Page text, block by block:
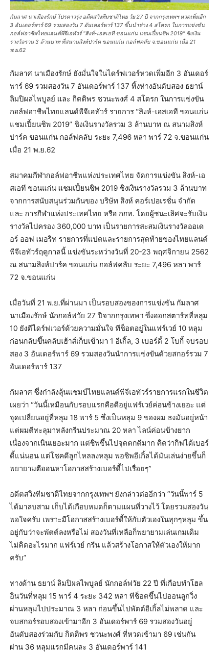
กัมลาศ นาเมืองรักษ์ โปรดาวรุ่ง อดีตสวิงทีมชาติไทย วัย 27 ปี จากกรุงเทพฯ หวดเพิ่มอีก
3 อันเดอร์พาร์ 69 รวมสองวัน 7 อันเดอร์พาร์ 137 ขึ้นนำห่าง 4 สโตรก ในการแข่งขัน
กอล์ฟอาชีพไทยแลนด์พีจีเอทัวร์ "สิงห์-เอสเอที ขอนแก่น แชมเปี้ยนชิพ 2019" ชิงเงิน
รางวัลรวม 3 ล้านบาท ที่สนามสิงห์ปาร์ค ขอนแก่น กอล์ฟคลับ จ.ขอนแก่น เมื่อ 21
พ.ย.62
กัมลาศ นาเมืองรักษ์ ยังมั่นใจในไดร์ฟเวอร์หวดเพิ่มอีก 3 อันเดอร์
พาร์ 69 รวมสองวัน 7 อันเดอร์พาร์ 137 ทิ้งห่างอันดับสอง ธยาน์
ลิมปิผลไพบูลย์ และ กิตติพร ชวนะพงศ์ 4 สโตรก ในการแข่งขัน
กอล์ฟอาชีพไทยแลนด์พีจีเอทัวร์ รายการ “สิงห์-เอสเอที ขอนแก่น
แชมเปี้ยนชิพ 2019” ชิงเงินรางวัลรวม 3 ล้านบาท ณ สนามสิงห์
ปาร์ค ขอนแก่น กอล์ฟคลับ ระยะ 7,496 หลา พาร์ 72 จ.ขอนแก่น
เมื่อ 21 พ.ย.62
สมาคมกีฬากอล์ฟอาชีพแห่งประเทศไทย จัดการแข่งขัน สิงห์-เอ
สเอที ขอนแก่น แชมเปี้ยนชิพ 2019 ชิงเงินรางวัลรวม 3 ล้านบาท
จากการสนับสนุนร่วมกันของ บริษัท สิงห์ คอร์เปอเรชั่น จำกัด
และ การกีฬาแห่งประเทศไทย หรือ กกท. โดยผู้ชนะเลิศจะรับเงิน
รางวัลไปครอง 360,000 บาท เป็นรายการสะสมเงินรางวัลออเด
อร์ ออฟ เมอริท รายการที่แปดและรายการสุดท้ายของไทยแลนด์
พีจีเอทัวร์ฤดูกาลนี้ แข่งขันระหว่างวันที่ 20-23 พฤศจิกายน 2562
ณ สนามสิงห์ปาร์ค ขอนแก่น กอล์ฟคลับ ระยะ 7,496 หลา พาร์
72 จ.ขอนแก่น
เมื่อวันที่ 21 พ.ย.ที่ผ่านมา เป็นรอบสองของการแข่งขัน กัมลาศ
นาเมืองรักษ์ นักกอล์ฟวัย 27 ปีจากกรุงเทพฯ ซึ่งออกสตาร์ทที่หลุม
10 ยังตีไดร์ฟเวอร์ด้วยความมั่นใจ ทีช็อตอยู่ในแฟร์เวย์ 10 หลุม
ก่อนกลับขึ้นคลับเฮ้าส์เก็บเข้ามา 1 อีเกิ้ล, 3 เบอร์ดี้ 2 โบกี้ จบรอบ
สอง 3 อันเดอร์พาร์ 69 รวมสองวันนำการแข่งขันด้วยสกอร์รวม 7
อันเดอร์พาร์ 137
กัมลาศ ซึ่งกำลังลุ้นแชมป์ไทยแลนด์พีจีเอทัวร์รายการแรกในชีวิต
เผยว่า “วันนี้เหมือนกับรอบแรกคือตีอยู่แฟร์เวย์ค่อนข้างเยอะ แต่
จุดเปลี่ยนอยู่ที่หลุม 18 พาร์ 5 ซึ่งเป็นหลุม 9 ของผม ธงมันอยู่หน้า
แต่ผมตีทะลุมาหลังกรีนประมาณ 20 หลา ไลน์ค่อนข้างยาก
เนื่องจากเนินเยอะมาก แต่ชิพขึ้นไปจุดตกดีมาก คิดว่ากิฟได้เบอร์
ดี้แน่นอน แต่โชคดีลูกไหลลงหลุม พอชิพอีเกิ้ลได้มันเล่นง่ายขึ้นก็
พยายามตีออนหาโอกาสสร้างเบอร์ดี้ไปเรื่อยๆ”
อดีตสวิงทีมชาติไทยจากกรุงเทพฯ ยังกล่าวต่ออีกว่า “วันนี้พาร์ 5
ได้มาลบสาม เก็บได้เกือบหมดก็ตามแผนที่วางไว้ โดยรวมสองวัน
พอใจครับ เพราะมีโอกาสสร้างเบอร์ดี้ให้กับตัวเองในทุกๆหลุม ขึ้น
อยู่กับว่าจะพัตต์ลงหรือไม่ สองวันที่เหลือก็พยายามเล่นเกมเดิม
ไม่คิดอะไรมาก แฟร์เวย์ กรีน แล้วสร้างโอกาสให้ตัวเองให้มาก
ครับ”
ทางด้าน ธยาน์ ลิมปิผลไพบูลย์ นักกอล์ฟวัย 22 ปี ที่เกือบทำโฮล
อินวันที่หลุม 15 พาร์ 4 ระยะ 342 หลา ทีช็อตขึ้นไปออนลูกวิ่ง
ผ่านหลุมไปประมาณ 3 หลา ก่อนขึ้นไปพัตต์อีเกิ้ลไม่พลาด และ
จบสกอร์รอบสองเข้ามาอีก 3 อันเดอร์พาร์ 69 รวมสองวันอยู่
อันดับสองร่วมกับ กิตติพร ชวนะพงศ์ ที่หวดเข้ามา 69 เช่นกัน
ผ่าน 36 หลุมแรกมีคนละ 3 อันเดอร์พาร์ 141